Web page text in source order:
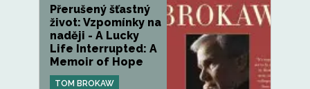
Přerušený šťastný
život: Vzpomínky na
naději - A Lucky
Life Interrupted: A
Memoir of Hope
TOM BROKAW